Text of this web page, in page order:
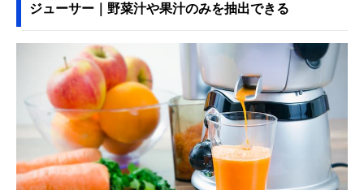
ジューサー｜野菜汁や果汁のみを抽出できる